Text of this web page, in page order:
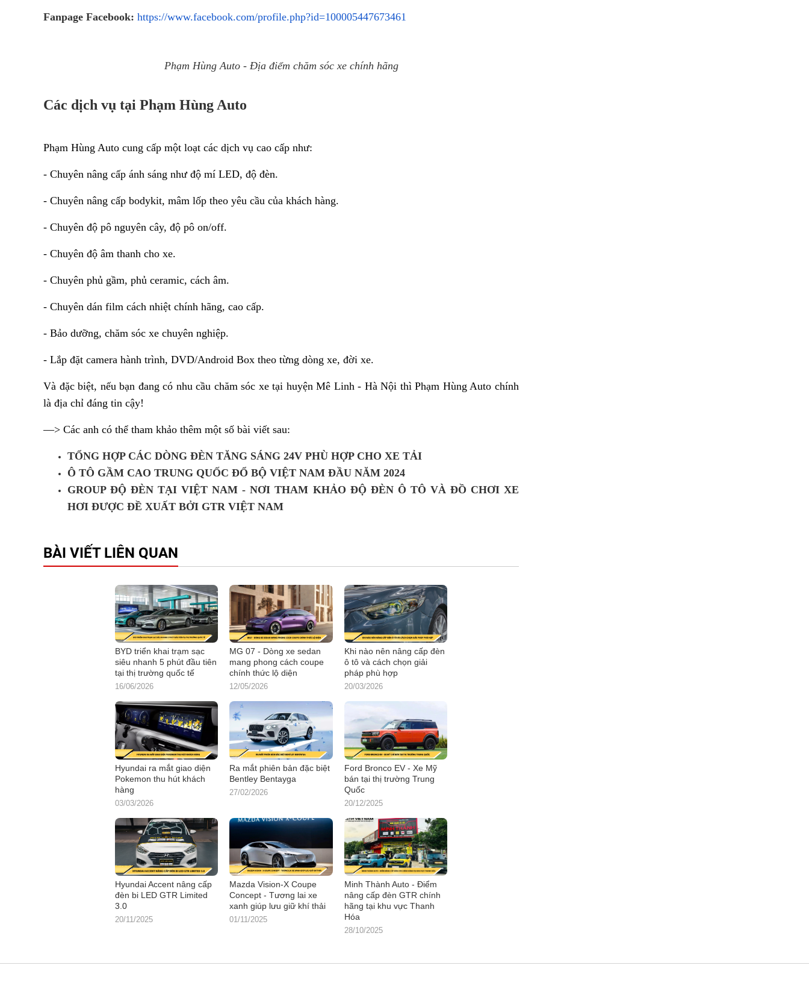
Fanpage Facebook: https://www.facebook.com/profile.php?id=100005447673461
Phạm Hùng Auto - Địa điểm chăm sóc xe chính hãng
Các dịch vụ tại Phạm Hùng Auto
Phạm Hùng Auto cung cấp một loạt các dịch vụ cao cấp như:
- Chuyên nâng cấp ánh sáng như độ mí LED, độ đèn.
- Chuyên nâng cấp bodykit, mâm lốp theo yêu cầu của khách hàng.
- Chuyên độ pô nguyên cây, độ pô on/off.
- Chuyên độ âm thanh cho xe.
- Chuyên phủ gầm, phủ ceramic, cách âm.
- Chuyên dán film cách nhiệt chính hãng, cao cấp.
- Bảo dưỡng, chăm sóc xe chuyên nghiệp.
- Lắp đặt camera hành trình, DVD/Android Box theo từng dòng xe, đời xe.
Và đặc biệt, nếu bạn đang có nhu cầu chăm sóc xe tại huyện Mê Linh - Hà Nội thì Phạm Hùng Auto chính
là địa chỉ đáng tin cậy!
—> Các anh có thể tham khảo thêm một số bài viết sau:
TỔNG HỢP CÁC DÒNG ĐÈN TĂNG SÁNG 24V PHÙ HỢP CHO XE TẢI
Ô TÔ GẦM CAO TRUNG QUỐC ĐỔ BỘ VIỆT NAM ĐẦU NĂM 2024
GROUP ĐỘ ĐÈN TẠI VIỆT NAM - NƠI THAM KHẢO ĐỘ ĐÈN Ô TÔ VÀ ĐỒ CHƠI XE
HƠI ĐƯỢC ĐỀ XUẤT BỞI GTR VIỆT NAM
BÀI VIẾT LIÊN QUAN
BYD triển khai trạm sạc
siêu nhanh 5 phút đầu tiên
tại thị trường quốc tế
16/06/2026
MG 07 - Dòng xe sedan
mang phong cách coupe
chính thức lộ diện
12/05/2026
Khi nào nên nâng cấp đèn
ô tô và cách chọn giải
pháp phù hợp
20/03/2026
Hyundai ra mắt giao diện
Pokemon thu hút khách
hàng
03/03/2026
Ra mắt phiên bản đặc biệt
Bentley Bentayga
27/02/2026
Ford Bronco EV - Xe Mỹ
bán tại thị trường Trung
Quốc
20/12/2025
Hyundai Accent nâng cấp
đèn bi LED GTR Limited
3.0
20/11/2025
Mazda Vision-X Coupe
Concept - Tương lai xe
xanh giúp lưu giữ khí thải
01/11/2025
Minh Thành Auto - Điểm
nâng cấp đèn GTR chính
hãng tại khu vực Thanh
Hóa
28/10/2025